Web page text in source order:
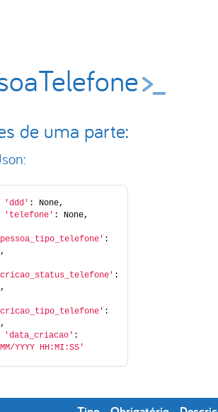
de uma parte:
'ddd' : None,
'telefone' : None,
:
:
:
'data_criacao'
YYYY HH:MI:SS'